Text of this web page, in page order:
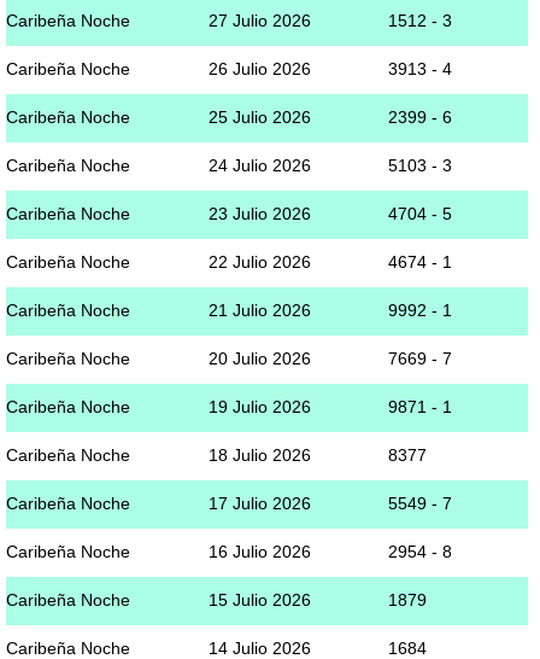
Caribeña Noche 27 Julio 2026 1512 - 3
Caribeña Noche 26 Julio 2026 3913 - 4
Caribeña Noche 25 Julio 2026 2399 - 6
Caribeña Noche 24 Julio 2026 5103 - 3
Caribeña Noche 23 Julio 2026 4704 - 5
Caribeña Noche 22 Julio 2026 4674 - 1
Caribeña Noche 21 Julio 2026 9992 - 1
Caribeña Noche 20 Julio 2026 7669 - 7
Caribeña Noche 19 Julio 2026 9871 - 1
Caribeña Noche 18 Julio 2026 8377
Caribeña Noche 17 Julio 2026 5549 - 7
Caribeña Noche 16 Julio 2026 2954 - 8
Caribeña Noche 15 Julio 2026 1879
Caribeña Noche 14 Julio 2026 1684